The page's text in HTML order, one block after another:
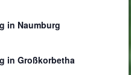
in Naumburg
in Großkorbetha